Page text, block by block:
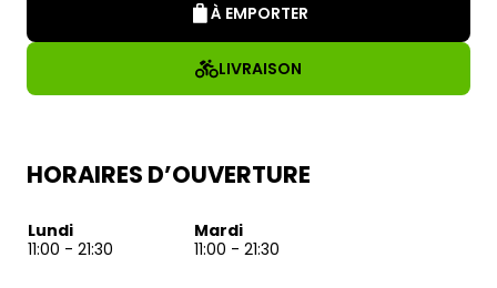
À EMPORTER
LIVRAISON
HORAIRES D’OUVERTURE
Lundi
11:00 - 21:30
Mardi
11:00 - 21:30